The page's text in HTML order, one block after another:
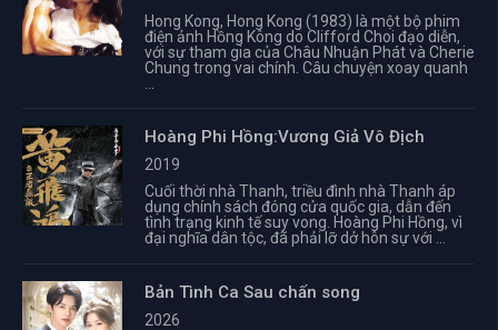
Hong Kong, Hong Kong (1983) là một bộ phim
điện ảnh Hồng Kông do Clifford Choi đạo diễn,
với sự tham gia của Châu Nhuận Phát và Cherie
Chung trong vai chính. Câu chuyện xoay quanh
Hoàng Phi Hồng:Vương Giả Vô Địch
2019
Cuối thời nhà Thanh, triều đình nhà Thanh áp
dụng chính sách đóng cửa quốc gia, dẫn đến
tình trạng kinh tế suy vong. Hoàng Phi Hồng, vì
đại nghĩa dân tộc, đã phải lỡ dở hôn sự với ...
Bản Tình Ca Sau chấn song
2026